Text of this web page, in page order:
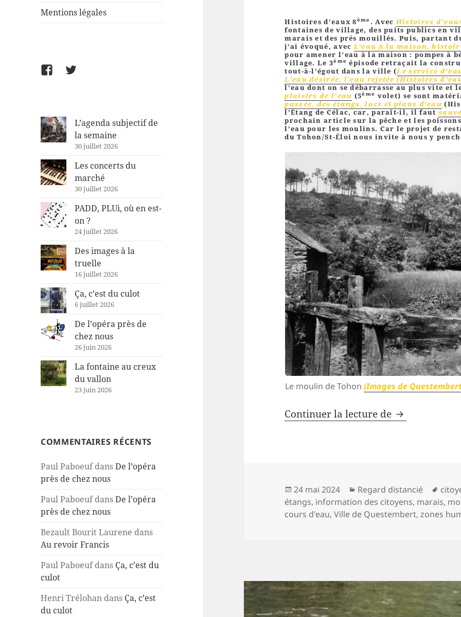
Mentions légales
FacebookTwitter
L’agenda subjectif de
la semaine
30 juillet 2026
Les concerts du
marché
30 juillet 2026
PADD, PLUi, où en est-
on ?
24 juillet 2026
Des images à la
truelle
16 juillet 2026
Ça, c’est du culot
6 juillet 2026
De l’opéra près de
chez nous
26 juin 2026
La fontaine au creux
du vallon
23 juin 2026
COMMENTAIRES RÉCENTS
Paul PaboeufdansDe l’opéra
près de chez nous
Paul PaboeufdansDe l’opéra
près de chez nous
Bezault Bourit Laurene dans
Au revoir Francis
Paul Paboeufdans Ça, c’est du
culot
Henri Trélohan dans Ça, c’est
du culot
Histoires d’eaux 8ème . AvecHistoires
fontaines de village, des puits publics en
marais et des prés mouillés. Puis, partant
j’ai évoqué, avecL’eau à la maison,
pour amener l’eau à la maison : pompes à
village. Le 3ème épisode retraçait la
tout-à-l’égout dans la ville (Le service
L’eau désirée, l’eau rejetée (Histoires
l’eau dont on se débarrasse au plus vite et
plaisirs de l’eau (5ème volet) se sont
passée, des étangs, lacs et plans d’eau
l’Étang de Célac, car, paraît-il, il faut
prochain article sur la pêche et les
l’eau pour les moulins. Car le projet de
du Tohon/St-Éloi nous invite à nous y
Le moulin de Tohon (Images de Questembert
Continuer la lecture de De l’eau à
Publié
le
24 mai 2024 Catégories
Regard distancié
clés
étangs, information des citoyens, marais,
cours d'eau,Ville de Questembert,zones